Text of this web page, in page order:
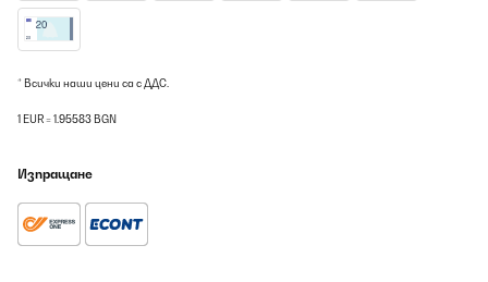
* Всички наши цени са с ДДС.
1 EUR = 1.95583 BGN
Изпращане